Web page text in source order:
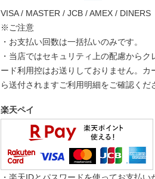
VISA / MASTER / JCB / AMEX / DINERS
※ご注意
・お支払い回数は一括払いのみです。
・当店ではセキュリティ上の配慮からク
ード利用控はお送りしておりません。カ
ら送付されますご利用明細をご確認くだ
楽天ペイ